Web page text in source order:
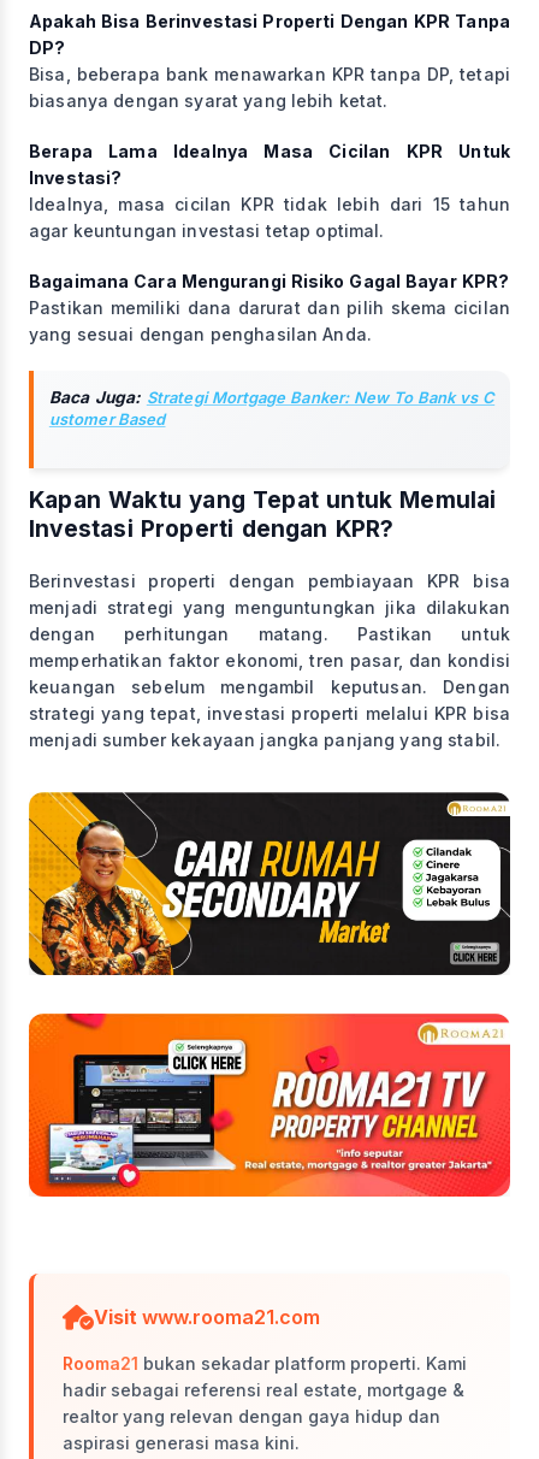
Apakah Bisa Berinvestasi Properti Dengan KPR Tanpa
DP?
Bisa, beberapa bank menawarkan KPR tanpa DP, tetapi
biasanya dengan syarat yang lebih ketat.
Berapa Lama Idealnya Masa Cicilan KPR Untuk
Investasi?
Idealnya, masa cicilan KPR tidak lebih dari 15 tahun
agar keuntungan investasi tetap optimal.
Bagaimana Cara Mengurangi Risiko Gagal Bayar KPR?
Pastikan memiliki dana darurat dan pilih skema cicilan
yang sesuai dengan penghasilan Anda.
Baca Juga: Strategi Mortgage Banker: New To Bank vs C
ustomer Based
Kapan Waktu yang Tepat untuk Memulai
Investasi Properti dengan KPR?
Berinvestasi properti dengan pembiayaan KPR bisa
menjadi strategi yang menguntungkan jika dilakukan
dengan perhitungan matang. Pastikan untuk
memperhatikan faktor ekonomi, tren pasar, dan kondisi
keuangan sebelum mengambil keputusan. Dengan
strategi yang tepat, investasi properti melalui KPR bisa
menjadi sumber kekayaan jangka panjang yang stabil.
Visit www.rooma21.com
Rooma21 bukan sekadar platform properti. Kami
hadir sebagai referensi real estate, mortgage &
realtor yang relevan dengan gaya hidup dan
aspirasi generasi masa kini.